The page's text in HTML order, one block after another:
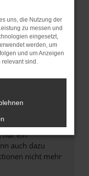
Seiten
in einem
privaten
und dein
nur ein
auch dazu
nicht mehr
uns, die Nutzung der
zu messen und
eingesetzt,
werden, um
und um Anzeigen
relevant sind.